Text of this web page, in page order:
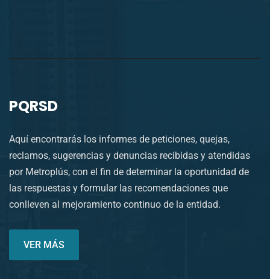
PQRSD
Aquí encontrarás los informes de peticiones, quejas,
reclamos, sugerencias y denuncias recibidas y atendidas
por Metroplús, con el fin de determinar la oportunidad de
las respuestas y formular las recomendaciones que
conlleven al mejoramiento continuo de la entidad.
VER MÁS